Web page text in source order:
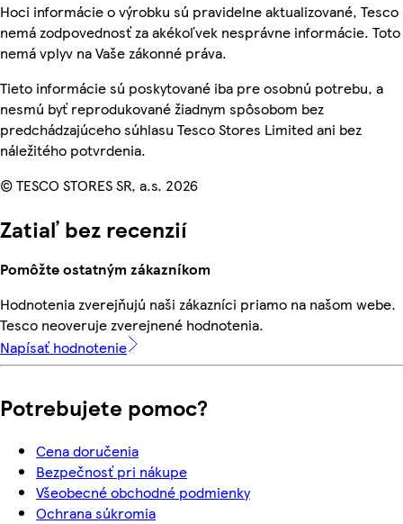
Hoci informácie o výrobku sú pravidelne aktualizované, Tesco
nemá zodpovednosť za akékoľvek nesprávne informácie. Toto
nemá vplyv na Vaše zákonné práva.
Tieto informácie sú poskytované iba pre osobnú potrebu, a
nesmú byť reprodukované žiadnym spôsobom bez
predchádzajúceho súhlasu Tesco Stores Limited ani bez
náležitého potvrdenia.
© TESCO STORES SR, a.s. 2026
Zatiaľ bez recenzií
Pomôžte ostatným zákazníkom
Hodnotenia zverejňujú naši zákazníci priamo na našom webe.
Tesco neoveruje zverejnené hodnotenia.
Napísať hodnotenie
Potrebujete pomoc?
Cena doručenia
Bezpečnosť pri nákupe
Všeobecné obchodné podmienky
Ochrana súkromia